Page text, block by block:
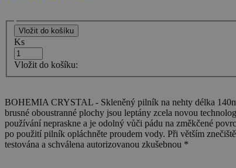
Ks
Vložit do košíku:
BOHEMIA CRYSTAL - Skleněný pilník na nehty délka
brusné oboustranné plochy jsou leptány zcela novou
používání nepraskne a je odolný vůči pádu na změkčené
po použití pilník opláchněte proudem vody. Při větším
testována a schválena autorizovanou zkušebnou *